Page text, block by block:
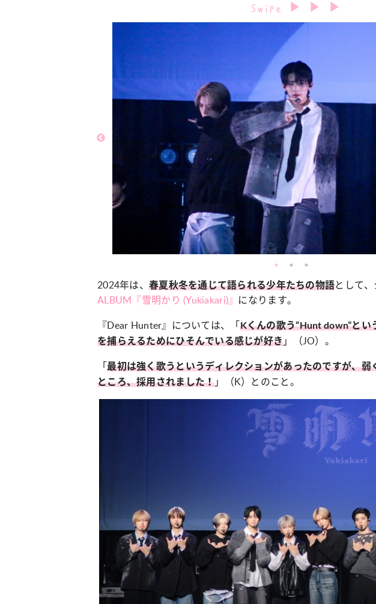
2024年は、 春夏秋冬を通じて語られる少年たちの物語として
ALBUM『雪明かり (Yukiakari)』 になります。
『Dear Hunter』については、「Kくんの歌う“Hunt down”とい
を捕らえるためにひそんでいる感じが好き」（JO）。
「最初は強く歌うというディレクションがあったのですが、弱
ところ、採用されました！」（K）とのこと。
“憧れワンピ”を着るきっかけに♡ おしゃ
れ女子が夢中な「ヌン活」の楽しみ方
占い
【12星座別】今月の恋愛運♡ 7月23
8月20日の運勢は？